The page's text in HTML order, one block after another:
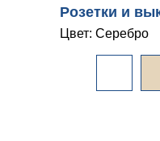
Розетки и
Цвет: Серебро